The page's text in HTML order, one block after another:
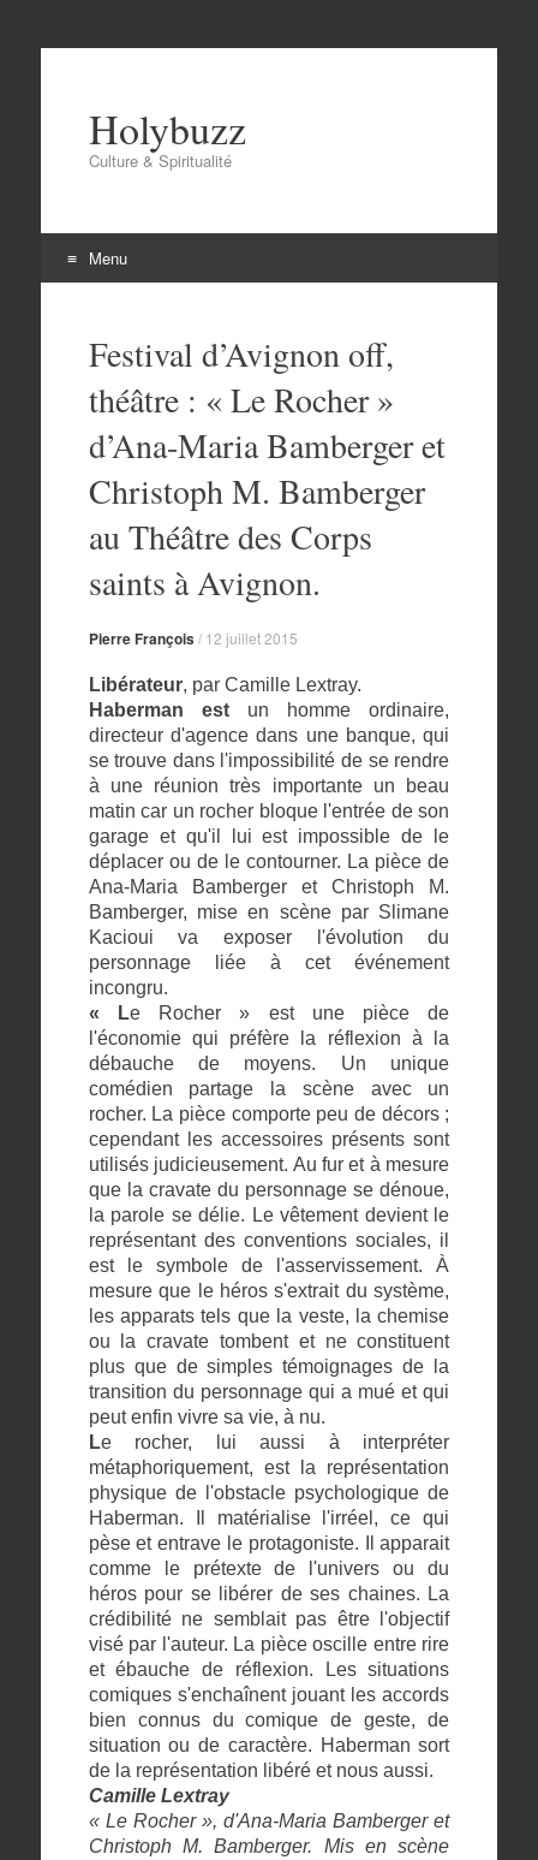
Holybuzz
Culture & Spiritualité
Menu
contenuFestival d’Avignon off,
théâtre : « Le Rocher »
d’Ana-Maria Bamberger et
Christoph M. Bamberger
au Théâtre des Corps
saints à Avignon.
Pierre François/ 12 juillet 2015
Libérateur, par Camille Lextray.
Haberman estun homme ordinaire,
directeur d'agence dans une banque, qui
se trouve dans l'impossibilité de se rendre
à une réunion très importante un beau
matin car un rocher bloque l'entrée de son
garage et qu'il lui est impossible de le
déplacer ou de le contourner. La pièce de
Ana-Maria Bamberger et Christoph M.
Bamberger, mise en scène par Slimane
Kacioui va exposer l'évolution du
personnage liée à cet événement
incongru.
« Le Rocher » est une pièce de
l'économie qui préfère la réflexion à la
débauche de moyens. Un unique
comédien partage la scène avec un
rocher. La pièce comporte peu de décors ;
cependant les accessoires présents sont
utilisés judicieusement. Au fur et à mesure
que la cravate du personnage se dénoue,
la parole se délie. Le vêtement devient le
représentant des conventions sociales, il
est le symbole de l'asservissement. À
mesure que le héros s'extrait du système,
les apparats tels que la veste, la chemise
ou la cravate tombent et ne constituent
plus que de simples témoignages de la
transition du personnage qui a mué et qui
peut enfin vivre sa vie, à nu.
Le rocher, lui aussi à interpréter
métaphoriquement, est la représentation
physique de l'obstacle psychologique de
Haberman. Il matérialise l'irréel, ce qui
pèse et entrave le protagoniste. Il apparait
comme le prétexte de l'univers ou du
héros pour se libérer de ses chaines. La
crédibilité ne semblait pas être l'objectif
visé par l'auteur. La pièce oscille entre rire
et ébauche de réflexion. Les situations
comiques s'enchaînent jouant les accords
bien connus du comique de geste, de
situation ou de caractère. Haberman sort
de la représentation libéré et nous aussi.
Camille Lextray
« Le Rocher », d'Ana-Maria Bamberger et
Christoph M. Bamberger. Mis en scène